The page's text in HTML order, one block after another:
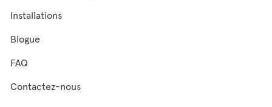
Installations
Blogue
FAQ
Contactez-nous